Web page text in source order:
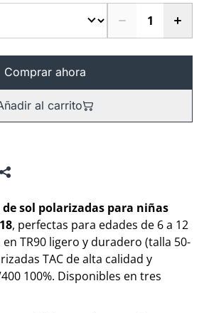
Comprar ahora
al carrito
de sol polarizadas para niñas
, perfectas para edades de 6 a 12
TR90 ligero y duradero (talla 50-
TAC de alta calidad y
100%. Disponibles en tres